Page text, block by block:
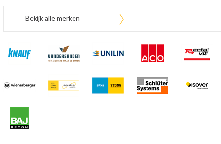
Bekijk alle merken